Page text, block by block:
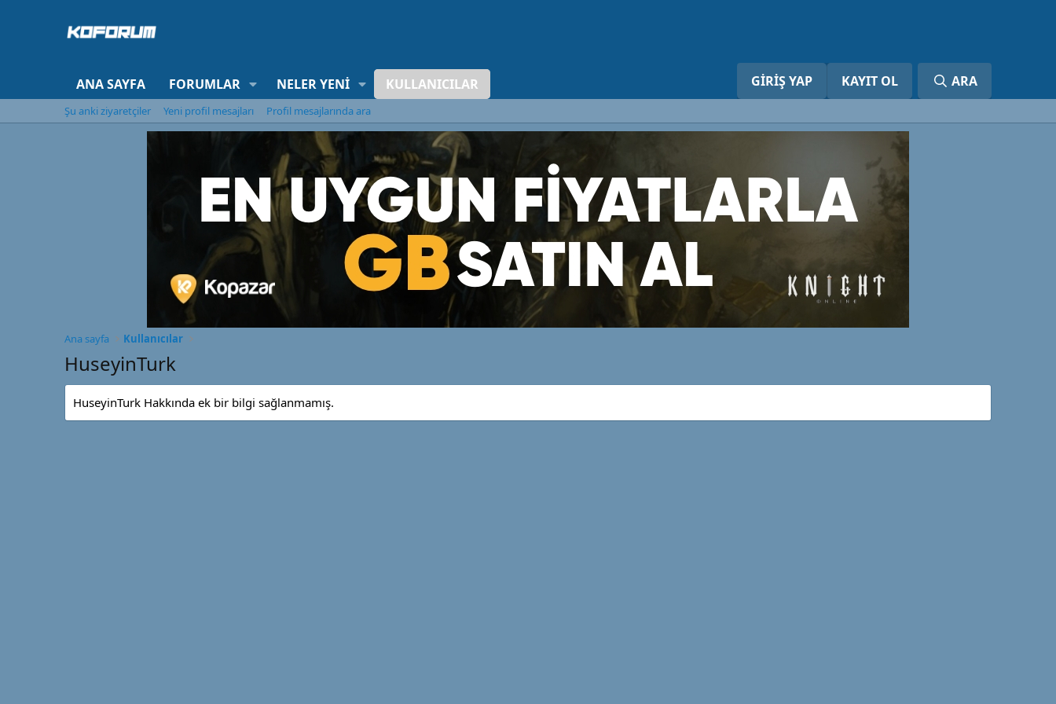
ANA SAYFA FORUMLAR NELER YENI KULLANICILAR GIRIŞ YAP KAYIT OL ARA
Şu anki ziyaretçiler Yeni profil mesajları Profil mesajlarında ara
Ana sayfa Kullanıcılar
HuseyinTurk
HuseyinTurk Hakkında ek bir bilgi sağlanmamış.